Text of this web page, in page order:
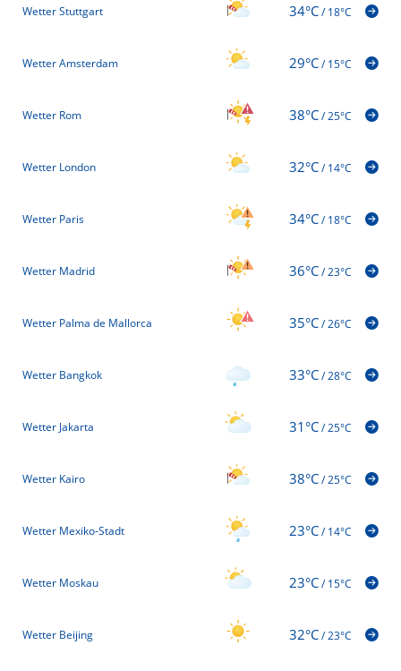
Wetter Stuttgart 34°C/18°C
Wetter Amsterdam 29°C/15°C
Wetter Rom 38°C/25°C
Wetter London 32°C/14°C
Wetter Paris 34°C/18°C
Wetter Madrid 36°C/23°C
Wetter Palma de Mallorca 35°C/26°C
Wetter Bangkok 33°C/28°C
Wetter Jakarta 31°C/25°C
Wetter Kairo 38°C/25°C
Wetter Mexiko-Stadt 23°C/14°C
Wetter Moskau 23°C/15°C
Wetter Beijing 32°C/23°C